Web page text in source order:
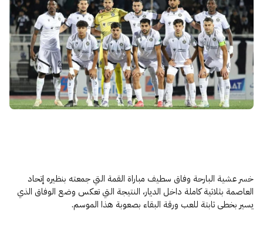
خسر عشية البارحة وفاق سطيف مباراة القمة التي جمعته بنظيره إتحاد
العاصمة بثلاثية كاملة داخل الديار، النتيجة التي تعكس وضع الوفاق الذي
يسير بخطى ثابتة للعب ورقة البقاء بصعوبة هذا الموسم.